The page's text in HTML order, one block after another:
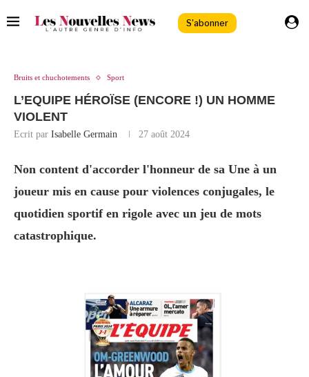
S'abonner
Bruits et chuchotements Sport
L’EQUIPE HÉROÏSE (ENCORE !) UN HOMME
VIOLENT
Ecrit par Isabelle Germain 27 août 2024
Non content d'accorder l'honneur de sa Une à un
joueur mis en cause pour violences conjugales, le
quotidien sportif en rigole avec un jeu de mots
catastrophique.